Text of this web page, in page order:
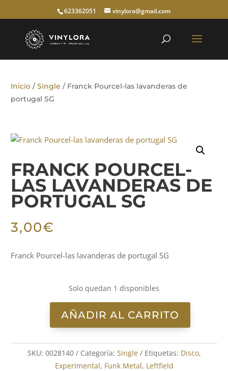
623362051 vinylora@gmail.com
Inicio /Single / Franck Pourcel-las lavanderas de
portugal SG
FRANCK POURCEL-
LAS LAVANDERAS DE
PORTUGAL SG
3,00€
Franck Pourcel-las lavanderas de portugal SG
Solo quedan 1 disponibles
Pourcel-
las
lavanderas
AÑADIR AL CARRITO
SKU: 0028140 Categoría: Single Etiquetas: Disco,
Experimental, Funk Metal, Leftfield